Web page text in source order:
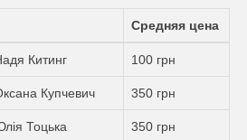
Средняя цена
Китинг 100 грн
Купчевич 350 грн
Тоцька 350 грн